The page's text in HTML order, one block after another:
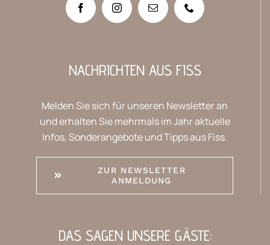
NACHRICHTEN AUS FISS
Melden Sie sich für unseren Newsletter an
und erhalten Sie mehrmals im Jahr aktuelle
Infos, Sonderangebote und Tipps aus Fiss.
ZUR NEWSLETTER
ANMELDUNG
DAS SAGEN UNSERE GÄSTE: